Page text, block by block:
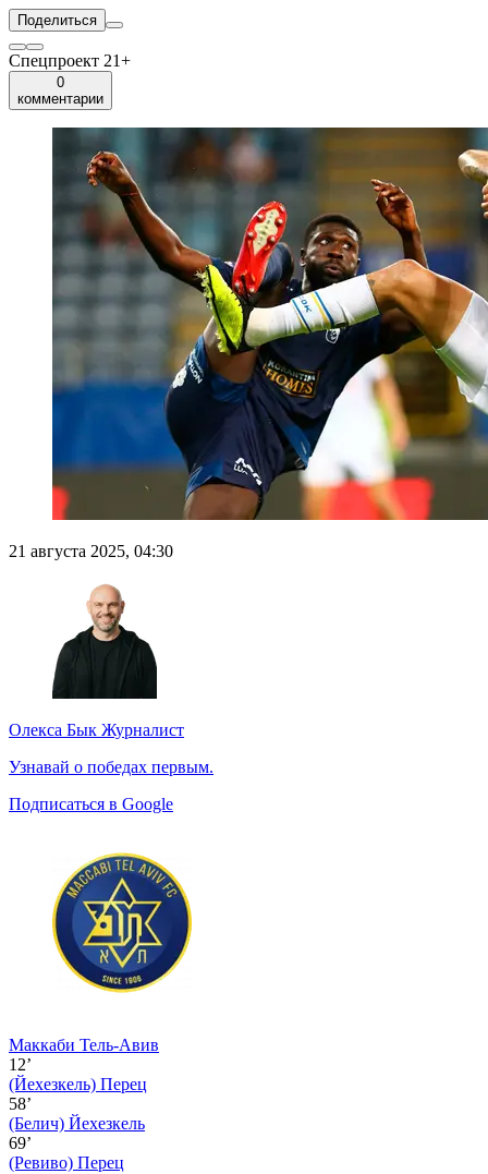
Поделиться
Спецпроект 21+
0
комментарии
21 августа 2025, 04:30
Олекса Бык Журналист
Узнавай о победах первым.
Подписаться в Google
Маккаби Тель-Авив
12’
(Йехезкель) Перец
58’
(Белич) Йехезкель
69’
(Ревиво) Перец